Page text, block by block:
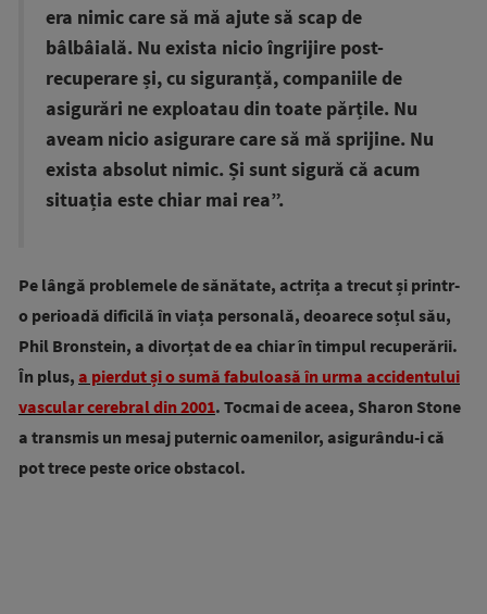
era nimic care să mă ajute să scap de
bâlbâială. Nu exista nicio îngrijire post-
recuperare și, cu siguranță, companiile de
asigurări ne exploatau din toate părțile. Nu
aveam nicio asigurare care să mă sprijine. Nu
exista absolut nimic. Și sunt sigură că acum
situația este chiar mai rea”.
Pe lângă problemele de sănătate, actrița a trecut și printr-
o perioadă dificilă în viața personală, deoarece soțul său,
Phil Bronstein, a divorțat de ea chiar în timpul recuperării.
În plus, a pierdut și o sumă fabuloasă în urma accidentului
vascular cerebral din 2001. Tocmai de aceea, Sharon Stone
a transmis un mesaj puternic oamenilor, asigurându-i că
pot trece peste orice obstacol.